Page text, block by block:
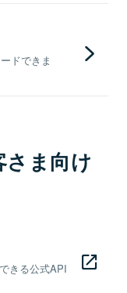
ドできま
さま向け
きる公式API